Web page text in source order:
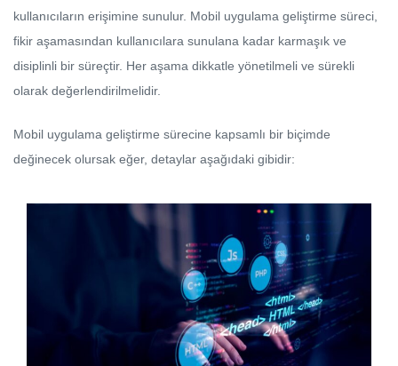
kullanıcıların erişimine sunulur. Mobil uygulama geliştirme süreci,
fikir aşamasından kullanıcılara sunulana kadar karmaşık ve
disiplinli bir süreçtir. Her aşama dikkatle yönetilmeli ve sürekli
olarak değerlendirilmelidir.
Mobil uygulama geliştirme sürecine kapsamlı bir biçimde
değinecek olursak eğer, detaylar aşağıdaki gibidir: